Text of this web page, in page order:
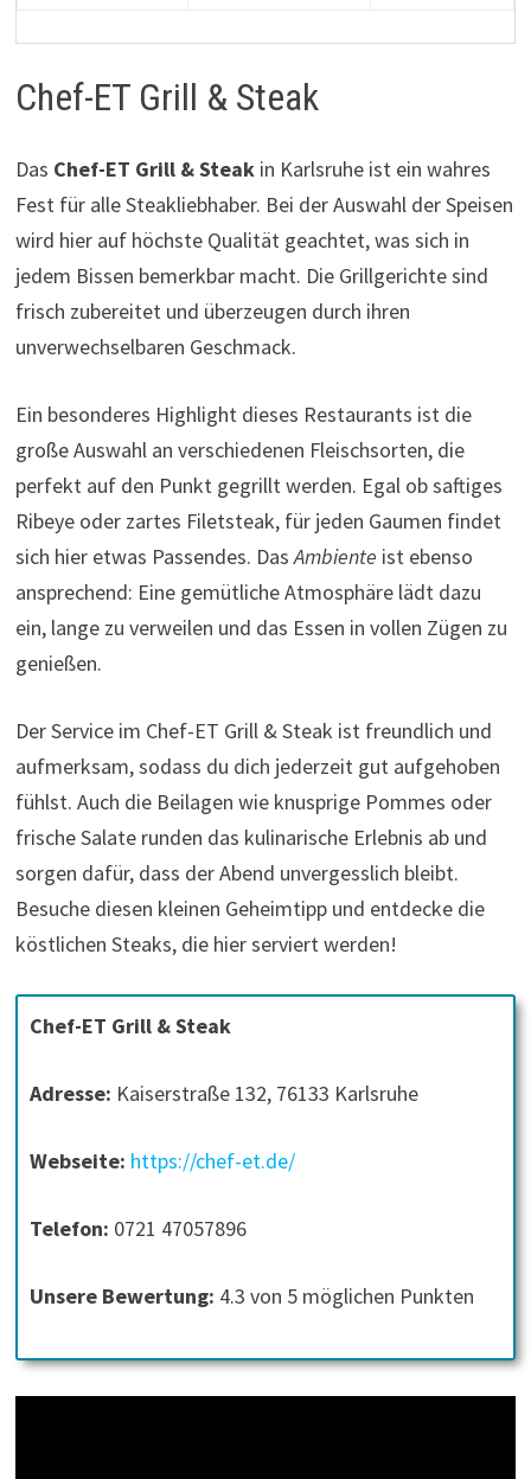
Chef-ET Grill & Steak
Das Chef-ET Grill & Steakin Karlsruhe ist ein wahres
Fest für alle Steakliebhaber. Bei der Auswahl der Speisen
wird hier auf höchste Qualität geachtet, was sich in
jedem Bissen bemerkbar macht. Die Grillgerichte sind
frisch zubereitet und überzeugen durch ihren
unverwechselbaren Geschmack.
Ein besonderes Highlight dieses Restaurants ist die
große Auswahl an verschiedenen Fleischsorten, die
perfekt auf den Punkt gegrillt werden. Egal ob saftiges
Ribeye oder zartes Filetsteak, für jeden Gaumen findet
sich hier etwas Passendes. DasAmbiente ist ebenso
ansprechend: Eine gemütliche Atmosphäre lädt dazu
ein, lange zu verweilen und das Essen in vollen Zügen zu
genießen.
Der Service im Chef-ET Grill & Steak ist freundlich und
aufmerksam, sodass du dich jederzeit gut aufgehoben
fühlst. Auch die Beilagen wie knusprige Pommes oder
frische Salate runden das kulinarische Erlebnis ab und
sorgen dafür, dass der Abend unvergesslich bleibt.
Besuche diesen kleinen Geheimtipp und entdecke die
köstlichen Steaks, die hier serviert werden!
Chef-ET Grill & Steak
Adresse: Kaiserstraße 132, 76133 Karlsruhe
Webseite: https://chef-et.de/
Telefon: 0721 47057896
Unsere Bewertung: 4.3 von 5 möglichen Punkten